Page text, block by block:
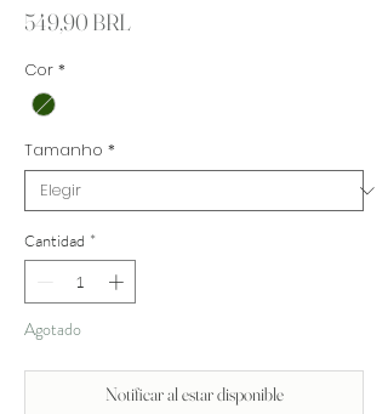
549,90 BRLPrecio
Cor *
Tamanho *
Cantidad *
Agotado
Notificar al estar disponible